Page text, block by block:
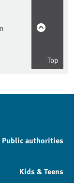
Top
Public authorities
Kids & Teens